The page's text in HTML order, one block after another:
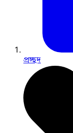
প্রচ্ছদ